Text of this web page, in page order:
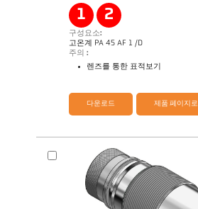
1 2
구성요소:
고온계 PA 45 AF 1 /D
주의 :
렌즈를 통한 표적보기
제품 카다로그 Cellatemp PA
다운로드 제품 페이지로